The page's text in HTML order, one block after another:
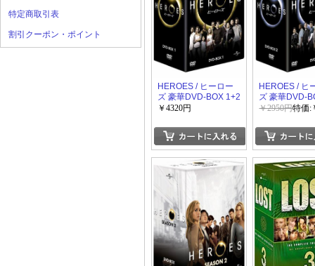
特定商取引表
割引クーポン・ポイント
HEROES / ヒーロー
ズ 豪華DVD-BOX 1+2
￥4320円
HEROES / ヒ
ズ 豪華DVD-
￥2950円特価: